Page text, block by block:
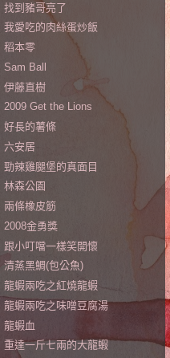
找到豬哥亮了
我愛吃的肉絲蛋炒飯
稻本零
Sam Ball
伊藤直樹
2009 Get the Lions
好長的薯條
六安居
勁辣雞腿堡的真面目
林森公園
兩條橡皮筋
2008金勇獎
跟小叮噹一樣笑開懷
清蒸黑鯛(包公魚)
龍蝦兩吃之紅燒龍蝦
龍蝦兩吃之味噌豆腐湯
龍蝦血
重達一斤七兩的大龍蝦